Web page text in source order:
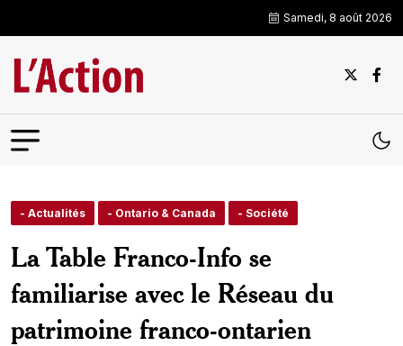
Samedi, 8 août 2026
- Actualités - Ontario & Canada - Société
La Table Franco-Info se
familiarise avec le Réseau du
patrimoine franco-ontarien